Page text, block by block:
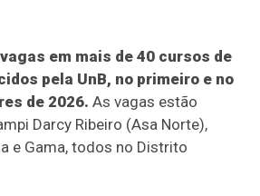
em mais de 40 cursos de
pela UnB, no primeiro e no
de 2026. As vagas estão
Darcy Ribeiro (Asa Norte),
e Gama, todos no Distrito